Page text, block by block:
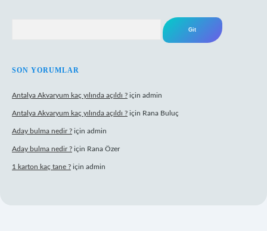
SON YORUMLAR
Antalya Akvaryum kaç yılında açıldı ? için admin
Antalya Akvaryum kaç yılında açıldı ? için Rana Buluç
Aday bulma nedir ? için admin
Aday bulma nedir ? için Rana Özer
1 karton kaç tane ? için admin